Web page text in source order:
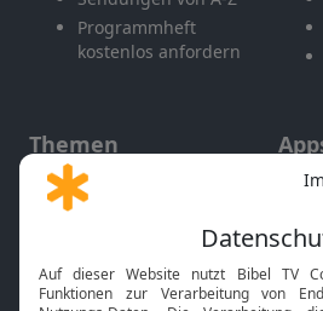
Programmheft
kostenlos anfordern
Themen
Gott und Bibel erklärt
Neuigkeiten